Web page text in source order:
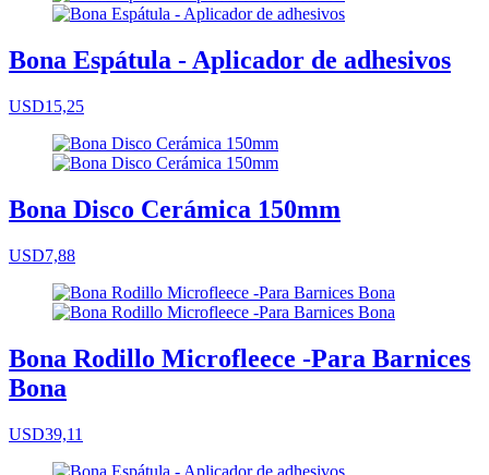
Bona Espátula - Aplicador de adhesivos
USD15,25
Bona Disco Cerámica 150mm
USD7,88
Bona Rodillo Microfleece -Para Barnices
Bona
USD39,11